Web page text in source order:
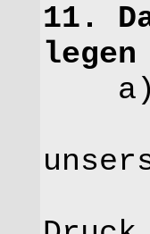
11.
legen
a)